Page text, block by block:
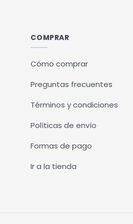
COMPRAR
Cómo comprar
Preguntas frecuentes
Términos y condiciones
Políticas de envío
Formas de pago
Ir a la tienda